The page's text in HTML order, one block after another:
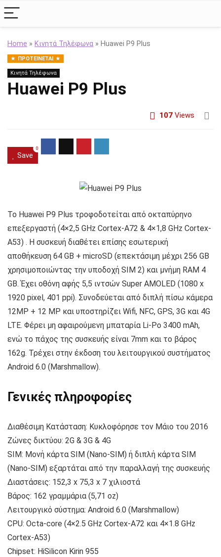
Home » Κινητά Τηλέφωνα » Huawei P9 Plus
ΠΡΟΤΕΊΝΕΤΑΙ
Κινητά Τηλέφωνα
Huawei P9 Plus
107 Views
Save
0
Το Huawei P9 Plus τροφοδοτείται από οκταπύρηνο
επεξεργαστή (4×2,5 GHz Cortex-A72 & 4×1,8 GHz Cortex-
A53) . Η συσκευή διαθέτει επίσης εσωτερική
αποθήκευση 64 GB + microSD (επεκτάσιμη μέχρι 256 GB
χρησιμοποιώντας την υποδοχή SIM 2) και μνήμη RAM 4
GB. Έχει οθόνη αφής 5,5 ιντσών Super AMOLED (1080 x
1920 pixel, 401 ppi). Συνοδεύεται από διπλή πίσω κάμερα
12MP + 12 MP και υποστηρίζει Wifi, NFC, GPS, 3G και 4G
LTE. Φέρει μη αφαιρούμενη μπαταρία Li-Po 3400 mAh,
ενώ το πάχος της συσκευής είναι 7mm και το βάρος
162g. Τρέχει στην έκδοση του λειτουργικού συστήματος
Android 6.0 (Marshmallow).
Γενικές πληροφορίες
Διαθέσιμη Κατάσταση: Κυκλοφόρησε τον Μάιο του 2016
Ζώνες δικτύου: 2G & 3G & 4G
SIM: Μονή κάρτα SIM (Nano-SIM) ή διπλή κάρτα SIM
(Nano-SIM) εξαρτάται από την παραλλαγή της συσκευής
Διαστάσεις: 152,3 x 75,3 x 7 χιλιοστά
Βάρος: 162 γραμμάρια (5,71 oz)
Λειτουργικό σύστημα: Android 6.0 (Marshmallow)
CPU: Octa-core (4×2.5 GHz Cortex-A72 και 4×1.8 GHz
Cortex-A53)
Chipset: HiSilicon Kirin 955